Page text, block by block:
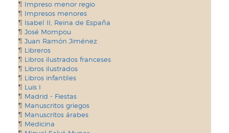
Impreso menor regio
Impresos menores
Isabel II, Reina de España
José Mompou
Juan Ramón Jiménez
Libreros
Libros ilustrados franceses
Libros ilustrados
Libros infantiles
Luis I
Madrid - Fiestas
Manuscritos griegos
Manuscritos árabes
Medicina